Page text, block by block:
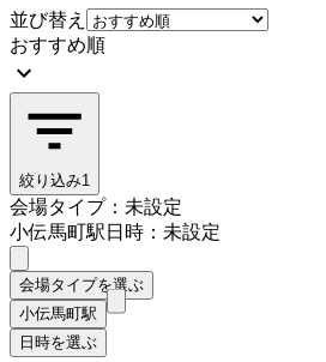
並び替え
おすすめ順
絞り込み1
会場タイプ：未設定
小伝馬町駅日時：未設定
会場タイプを選ぶ
小伝馬町駅
日時を選ぶ